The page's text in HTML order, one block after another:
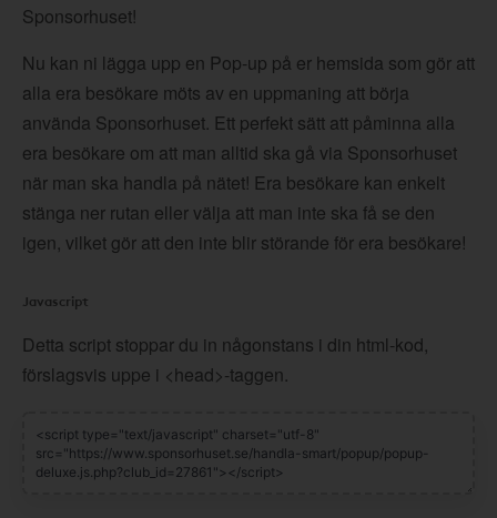
Sponsorhuset!
Nu kan ni lägga upp en Pop-up på er hemsida som gör att
alla era besökare möts av en uppmaning att börja
använda Sponsorhuset. Ett perfekt sätt att påminna alla
era besökare om att man alltid ska gå via Sponsorhuset
när man ska handla på nätet! Era besökare kan enkelt
stänga ner rutan eller välja att man inte ska få se den
igen, vilket gör att den inte blir störande för era besökare!
Javascript
Detta script stoppar du in någonstans i din html-kod,
förslagsvis uppe i <head>-taggen.